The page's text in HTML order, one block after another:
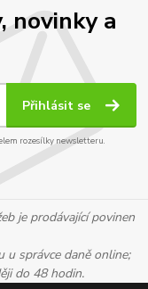
novinky a
Přihlásit se
rozesílky newsletteru.
je prodávající povinen
u správce daně online;
do 48 hodin.